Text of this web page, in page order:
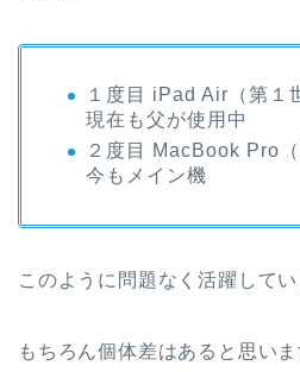
１度目 iPad Air（第１
現在も父が使用中
２度目 MacBook Pro
今もメイン機
このように問題なく活躍してい
もちろん個体差はあると思い